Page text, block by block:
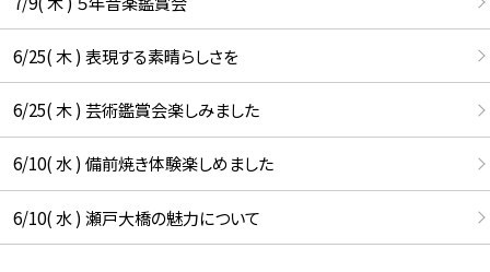
6/25( 木 ) 表現する素晴らしさを
6/25( 木 ) 芸術鑑賞会楽しみました
6/10( 水 ) 備前焼き体験楽しめました
6/10( 水 ) 瀬戸大橋の魅力について